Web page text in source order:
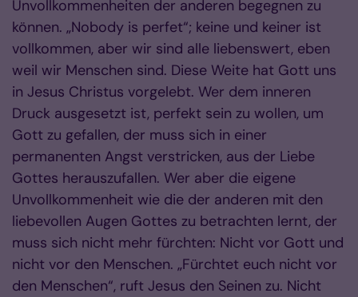
Unvollkommenheiten der anderen begegnen zu
können. „Nobody is perfet“; keine und keiner ist
vollkommen, aber wir sind alle liebenswert, eben
weil wir Menschen sind. Diese Weite hat Gott uns
in Jesus Christus vorgelebt. Wer dem inneren
Druck ausgesetzt ist, perfekt sein zu wollen, um
Gott zu gefallen, der muss sich in einer
permanenten Angst verstricken, aus der Liebe
Gottes herauszufallen. Wer aber die eigene
Unvollkommenheit wie die der anderen mit den
liebevollen Augen Gottes zu betrachten lernt, der
muss sich nicht mehr fürchten: Nicht vor Gott und
nicht vor den Menschen. „Fürchtet euch nicht vor
den Menschen“, ruft Jesus den Seinen zu. Nicht